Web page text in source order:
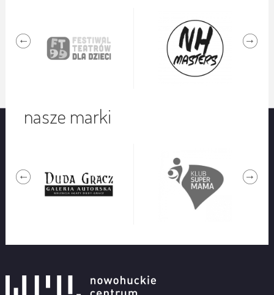
nasze marki